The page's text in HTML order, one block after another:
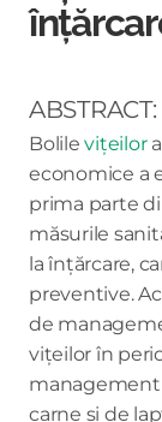
ABSTRACT:
Bolilevițeilor
economice a
prima parte
măsurile
la înțărcare,
preventive.
de
vițeilor în
carne și de